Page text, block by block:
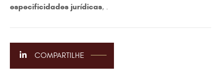
especificidades jurídicas, .
COMPARTILHE